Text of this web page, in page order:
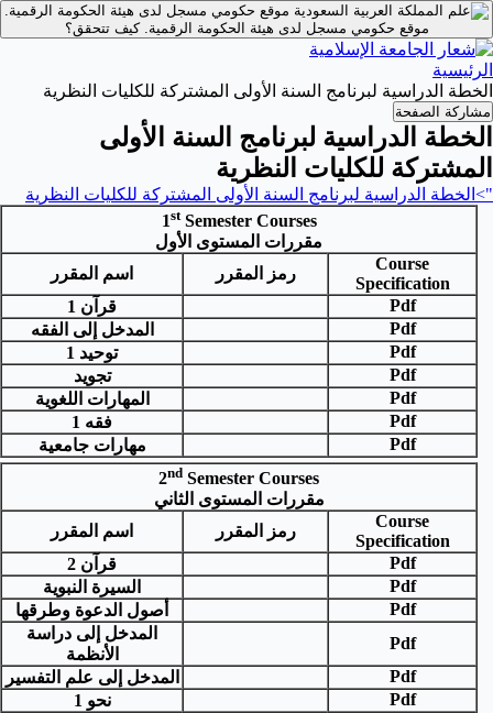
موقع حكومي مسجل لدى هيئة الحكومة الرقمية.
موقع حكومي مسجل لدى هيئة الحكومة الرقمية.كيف تتحقق؟
الرئيسية
الخطة الدراسية لبرنامج السنة الأولى المشتركة للكليات النظرية
مشاركة الصفحة
الخطة الدراسية لبرنامج السنة الأولى
المشتركة للكليات النظرية
">الخطة الدراسية لبرنامج السنة الأولى المشتركة للكليات النظرية
1stSemester Courses
مقررات المستوى الأول
Course
Specification
رمز المقرر
اسم المقرر
Pdf
قرآن 1
Pdf
المدخل إلى الفقه
Pdf
توحيد 1
Pdf
تجويد
Pdf
المهارات اللغوية
Pdf
فقه 1
Pdf
مهارات جامعية
2nd Semester Courses
مقررات المستوى الثاني
Course
Specification
رمز المقرر
اسم المقرر
Pdf
قرآن 2
Pdf
السيرة النبوية
Pdf
أصول الدعوة وطرقها
Pdf
المدخل إلى دراسة
الأنظمة
Pdf
المدخل إلى علم التفسير
Pdf
نحو 1